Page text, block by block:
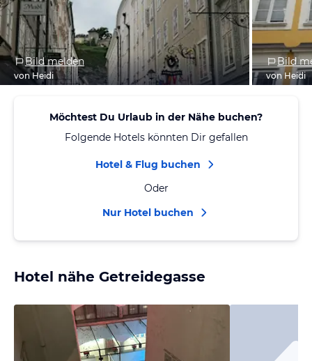
Bild melden
von Heidi
Bild
von Heidi
Möchtest Du Urlaub in der Nähe buchen?
Folgende Hotels könnten Dir gefallen
Hotel & Flug buchen
Oder
Nur Hotel buchen
Hotel nähe Getreidegasse